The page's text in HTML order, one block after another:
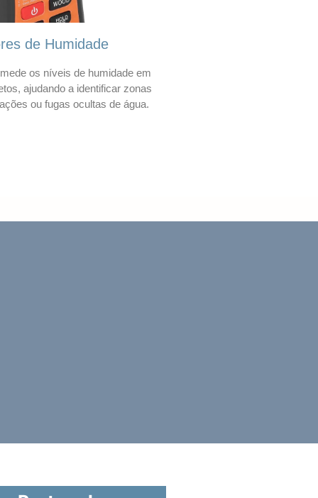
de Humidade
os níveis de humidade em
ajudando a identificar zonas
ou fugas ocultas de água.